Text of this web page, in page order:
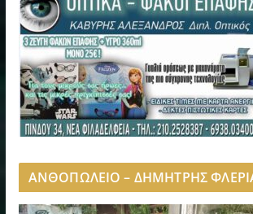
ΑΝΘΟΠΩΛΕΙΟ – ΔΗΜΗΤΡΗΣ